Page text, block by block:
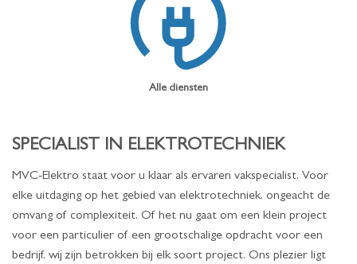
Alle diensten
SPECIALIST IN ELEKTROTECHNIEK
MVC-Elektro staat voor u klaar als ervaren vakspecialist. Voor
elke uitdaging op het gebied van elektrotechniek, ongeacht de
omvang of complexiteit. Of het nu gaat om een klein project
voor een particulier of een grootschalige opdracht voor een
bedrijf, wij zijn betrokken bij elk soort project. Ons plezier ligt